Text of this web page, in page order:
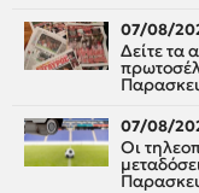
07/08/
Δείτε τα
07/08/
Οι